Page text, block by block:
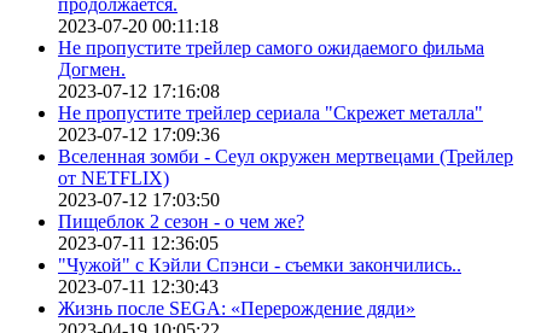
2023-07-20 00:11:18
Не пропустите трейлер самого ожидаемого фильма
Догмен.
2023-07-12 17:16:08
Не пропустите трейлер сериала "Скрежет металла"
2023-07-12 17:09:36
Вселенная зомби - Сеул окружен мертвецами (Трейлер
от NETFLIX)
2023-07-12 17:03:50
Пищеблок 2 сезон - о чем же?
2023-07-11 12:36:05
"Чужой" с Кэйли Спэнси - съемки закончились..
2023-07-11 12:30:43
Жизнь после SEGA: «Перерождение дяди»